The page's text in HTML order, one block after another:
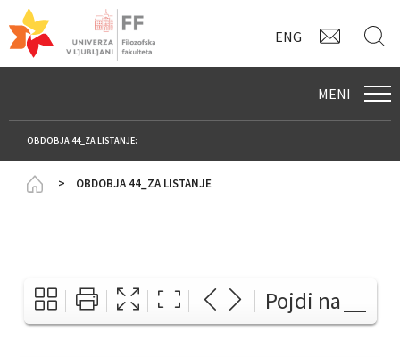
ENG
MENI
OBDOBJA 44_ZA LISTANJE:
HomepageOBDOBJA 44_ZA LISTANJE
Pojdi na